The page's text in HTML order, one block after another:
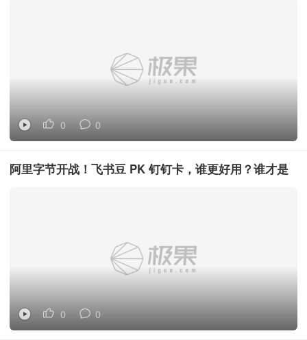
0 0
阿里字节开战！飞书豆 PK 钉钉卡，谁更好用？谁才是
0 0